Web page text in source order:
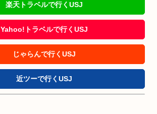
楽天トラベルで行くUSJ
Yahoo!トラベルで行くUSJ
じゃらんで行くUSJ
近ツーで行くUSJ